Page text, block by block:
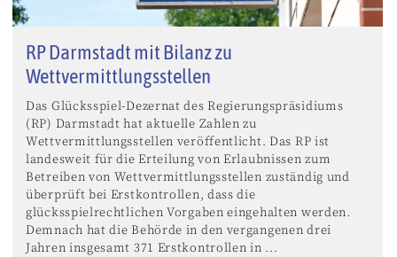
RP Darmstadt mit Bilanz zu
Wettvermittlungsstellen
Das Glücksspiel-Dezernat des Regierungspräsidiums
(RP) Darmstadt hat aktuelle Zahlen zu
Wettvermittlungsstellen veröffentlicht. Das RP ist
landesweit für die Erteilung von Erlaubnissen zum
Betreiben von Wettvermittlungsstellen zuständig und
überprüft bei Erstkontrollen, dass die
glücksspielrechtlichen Vorgaben eingehalten werden.
Demnach hat die Behörde in den vergangenen drei
Jahren insgesamt 371 Erstkontrollen in ...